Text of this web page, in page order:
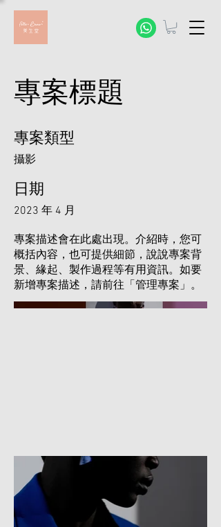
專案標題
專案類型
攝影
日期
2023 年 4 月
專案描述會在此處出現。介紹時，您可
概括內容，也可提供細節，說說專案背
景、緣起、製作過程等有用資訊。如要
新增專案描述，請前往「管理專案」。